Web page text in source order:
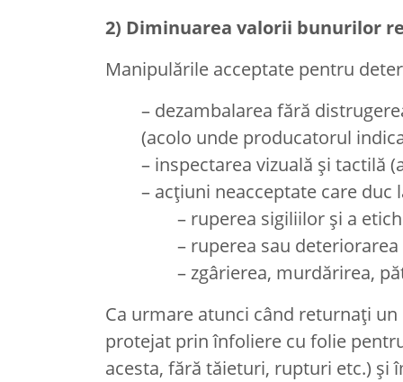
2) Diminuarea valorii bunurilor
Manipulările acceptate pentru
– dezambalarea fără
(acolo unde producatorul
– inspectarea vizuală și tactilă
– acţiuni neacceptate care
– ruperea sigiliilor și a
– ruperea sau
– zgârierea, murdărirea,
Ca urmare atunci când returnați
protejat prin înfoliere cu folie
acesta, fără tăieturi, rupturi etc.) și